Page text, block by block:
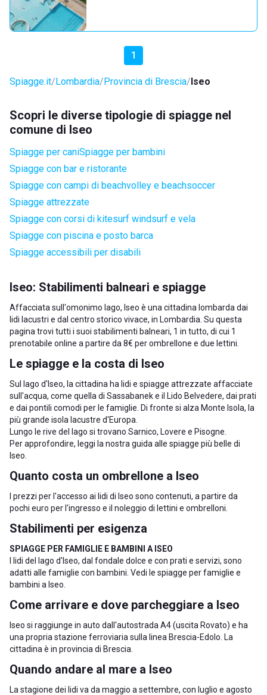
1
Spiagge.it Lombardia Provincia di Brescia Iseo
Scopri le diverse tipologie di spiagge nel
comune di Iseo
Spiagge per caniSpiagge per bambini
Spiagge con bar e ristorante
Spiagge con campi di beachvolley e beachsoccer
Spiagge attrezzate
Spiagge con corsi di kitesurf windsurf e vela
Spiagge con piscina e posto barca
Spiagge accessibili per disabili
Iseo: Stabilimenti balneari e spiagge
Affacciata sull'omonimo lago, Iseo è una cittadina lombarda dai
lidi lacustri e dal centro storico vivace, in Lombardia. Su questa
pagina trovi tutti i suoi stabilimenti balneari, 1 in tutto, di cui 1
prenotabile online a partire da 8€ per ombrellone e due lettini.
Le spiagge e la costa di Iseo
Sul lago d'Iseo, la cittadina ha lidi e spiagge attrezzate affacciate
sull'acqua, come quella di Sassabanek e il Lido Belvedere, dai prati
e dai pontili comodi per le famiglie. Di fronte si alza Monte Isola, la
più grande isola lacustre d'Europa.
Lungo le rive del lago si trovano Sarnico, Lovere e Pisogne
Per approfondire, leggi la nostra guida alle spiagge più belle di
Iseo
Quanto costa un ombrellone a Iseo
I prezzi per l'accesso ai lidi di Iseo sono contenuti, a partire da
pochi euro per l'ingresso e il noleggio di lettini e ombrelloni.
Stabilimenti per esigenza
SPIAGGE PER FAMIGLIE E BAMBINI A ISEO
I lidi del lago d'Iseo, dal fondale dolce e con prati e servizi, sono
adatti alle famiglie con bambini. Vedi le spiagge per famiglie e
bambini a Iseo
Come arrivare e dove parcheggiare a Iseo
Iseo si raggiunge in auto dall'autostrada A4 (uscita Rovato) e ha
una propria stazione ferroviaria sulla linea Brescia-Edolo. La
cittadina è in provincia di Brescia
Quando andare al mare a Iseo
La stagione dei lidi va da maggio a settembre, con luglio e agosto